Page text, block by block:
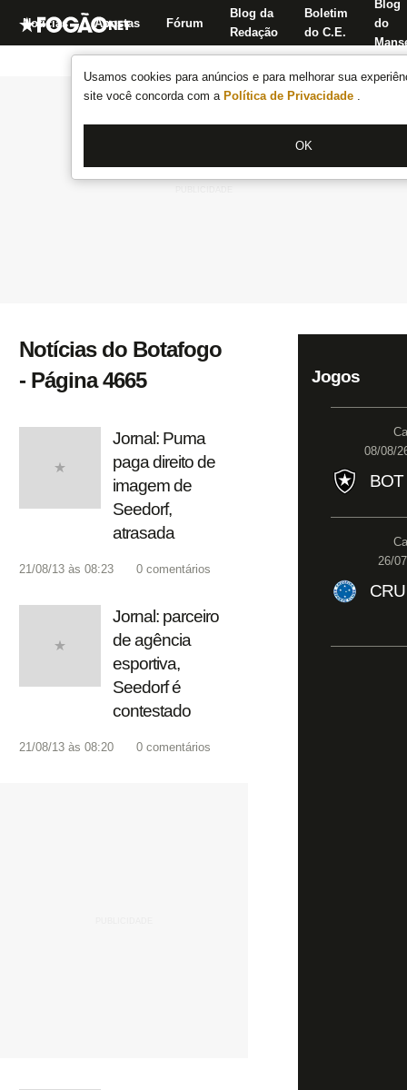
Usamos cookies para anúncios e para melhorar sua
site você concorda com a Política de Privacidade .
OK
Notícias Apostas Fórum
Blog da
Redação
Boletim
do C.E.
Blog
do
Notícias do Botafogo
- Página 4665
Jornal: Puma
paga direito de
imagem de
Seedorf,
atrasada
21/08/13 às 08:23 0 comentários
Jornal: parceiro
de agência
esportiva,
Seedorf é
contestado
21/08/13 às 08:20 0 comentários
Jogos
08/08/
BOT
26/
CRU